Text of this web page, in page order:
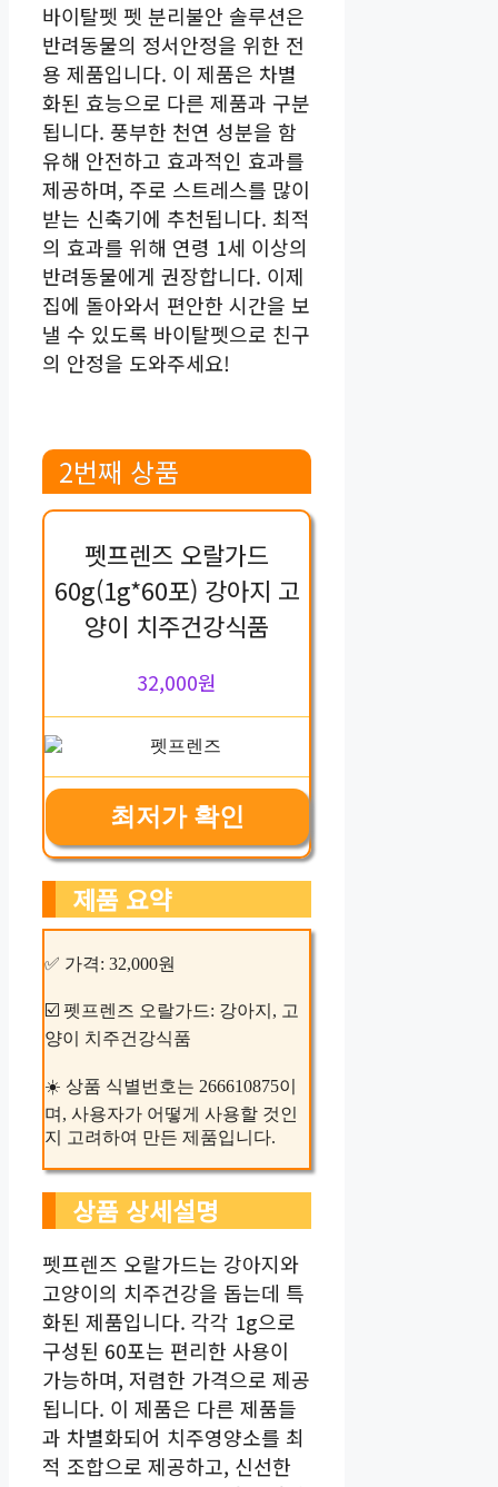
바이탈펫 펫 분리불안 솔루션은
반려동물의 정서안정을 위한 전
용 제품입니다. 이 제품은 차별
화된 효능으로 다른 제품과 구분
됩니다. 풍부한 천연 성분을 함
유해 안전하고 효과적인 효과를
제공하며, 주로 스트레스를 많이
받는 신축기에 추천됩니다. 최적
의 효과를 위해 연령 1세 이상의
반려동물에게 권장합니다. 이제
집에 돌아와서 편안한 시간을 보
낼 수 있도록 바이탈펫으로 친구
의 안정을 도와주세요!
2번째 상품
펫프렌즈 오랄가드
60g(1g*60포) 강아지 고
양이 치주건강식품
32,000원
최저가 확인
제품 요약
✅ 가격: 32,000원
☑️ 펫프렌즈 오랄가드: 강아지, 고
양이 치주건강식품
☀️ 상품 식별번호는 266610875이
며, 사용자가 어떻게 사용할 것인
지 고려하여 만든 제품입니다.
상품 상세설명
펫프렌즈 오랄가드는 강아지와
고양이의 치주건강을 돕는데 특
화된 제품입니다. 각각 1g으로
구성된 60포는 편리한 사용이
가능하며, 저렴한 가격으로 제공
됩니다. 이 제품은 다른 제품들
과 차별화되어 치주영양소를 최
적 조합으로 제공하고, 신선한